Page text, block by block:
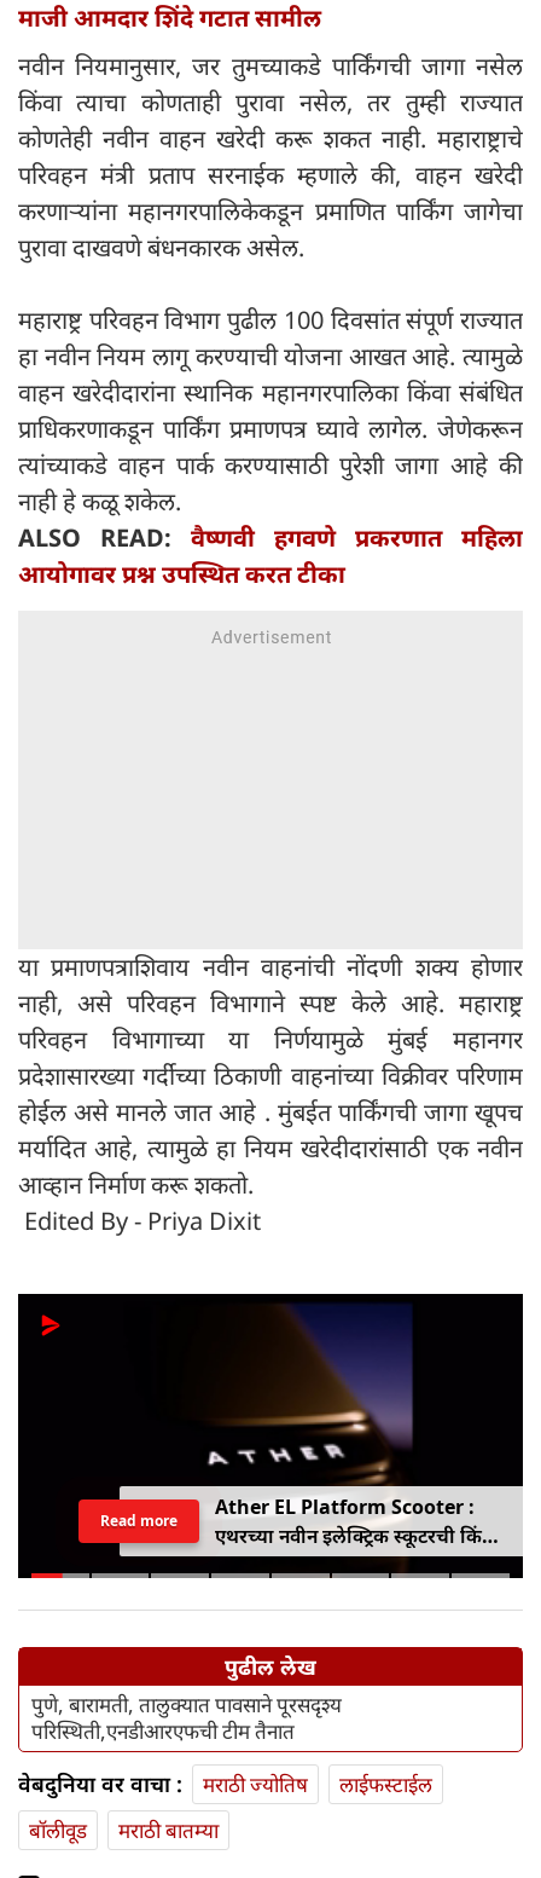
माजी आमदार शिंदे गटात सामील
नवीन नियमानुसार, जर तुमच्याकडे पार्किंगची जागा नसेल
किंवा त्याचा कोणताही पुरावा नसेल, तर तुम्ही राज्यात
कोणतेही नवीन वाहन खरेदी करू शकत नाही. महाराष्ट्राचे
परिवहन मंत्री प्रताप सरनाईक म्हणाले की, वाहन खरेदी
करणाऱ्यांना महानगरपालिकेकडून प्रमाणित पार्किंग जागेचा
पुरावा दाखवणे बंधनकारक असेल.
महाराष्ट्र परिवहन विभाग पुढील 100 दिवसांत संपूर्ण राज्यात
हा नवीन नियम लागू करण्याची योजना आखत आहे. त्यामुळे
वाहन खरेदीदारांना स्थानिक महानगरपालिका किंवा संबंधित
प्राधिकरणाकडून पार्किंग प्रमाणपत्र घ्यावे लागेल. जेणेकरून
त्यांच्याकडे वाहन पार्क करण्यासाठी पुरेशी जागा आहे की
नाही हे कळू शकेल.
ALSO READ: वैष्णवी हगवणे प्रकरणात महिला
आयोगावर प्रश्न उपस्थित करत टीका
या प्रमाणपत्राशिवाय नवीन वाहनांची नोंदणी शक्य होणार
नाही, असे परिवहन विभागाने स्पष्ट केले आहे. महाराष्ट्र
परिवहन विभागाच्या या निर्णयामुळे मुंबई महानगर
प्रदेशासारख्या गर्दीच्या ठिकाणी वाहनांच्या विक्रीवर परिणाम
होईल असे मानले जात आहे . मुंबईत पार्किंगची जागा खूपच
मर्यादित आहे, त्यामुळे हा नियम खरेदीदारांसाठी एक नवीन
आव्हान निर्माण करू शकतो.
Edited By - Priya Dixit
Ather EL Platform Scooter :
एथरच्या नवीन इलेक्ट्रिक स्कूटरची किंमत
जाहीर, जाणून घ्या कोनार्कमध्ये कोणती
Read more
पुढील लेख
पुणे, बारामती, तालुक्यात पावसाने पूरसदृश्य
परिस्थिती,एनडीआरएफची टीम तैनात
वेबदुनिया वर वाचा : मराठी ज्योतिष
लाईफस्टाईल
बॉलीवूड
मराठी बातम्या